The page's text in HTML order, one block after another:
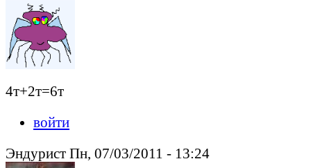
4т+2т=6т
войти
Эндурист Пн, 07/03/2011 - 13:24